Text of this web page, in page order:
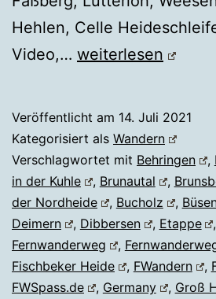
Hehlen, Celle
Video,… weiterlesen
Veröffentlicht am 14. Juli 2021
Kategorisiert als Wandern
Verschlagwortet mit Behringen ,
in der Kuhle
, Brunautal ,
der Nordheide
, Bucholz ,
Deimern
, Dibbersen , Etappe ,
Fernwanderweg
,
Fischbeker Heide
, FWandern ,
FWSpass.de
, Germany , Groß